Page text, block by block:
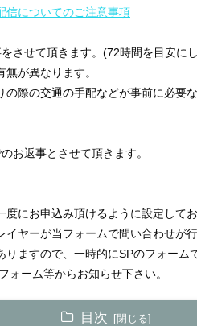
信についてのご注意事項
させて頂きます。(72時間を目安にし
が異なります。
際の交通の手配などが事前に必要
お返事とさせて頂きます。
にお申込み頂けるように設定してお
ヤーが当フォームで問い合わせが
ますので、一時的にSPのフォーム
ォーム等からお知らせ下さい。
目次